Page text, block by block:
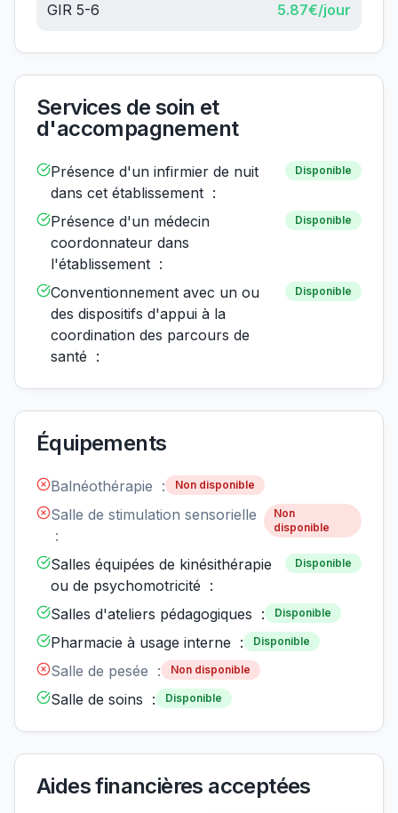
GIR 5-6 5.87€/jour
Services de soin et
d'accompagnement
Présence d'un infirmier de nuit
dans cet établissement :
Disponible
Présence d'un médecin
coordonnateur dans
l'établissement :
Disponible
Conventionnement avec un ou
des dispositifs d'appui à la
coordination des parcours de
santé :
Disponible
Équipements
Balnéothérapie : Non disponible
Salle de stimulation sensorielle
:
Non
disponible
Salles équipées de kinésithérapie
ou de psychomotricité :
Disponible
Salles d'ateliers pédagogiques : Disponible
Pharmacie à usage interne : Disponible
Salle de pesée : Non disponible
Salle de soins : Disponible
Aides financières acceptées